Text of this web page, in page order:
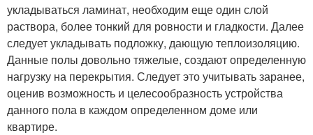
укладываться ламинат, необходим еще один слой
раствора, более тонкий для ровности и гладкости. Далее
следует укладывать подложку, дающую теплоизоляцию.
Данные полы довольно тяжелые, создают определенную
нагрузку на перекрытия. Следует это учитывать заранее,
оценив возможность и целесообразность устройства
данного пола в каждом определенном доме или
квартире.